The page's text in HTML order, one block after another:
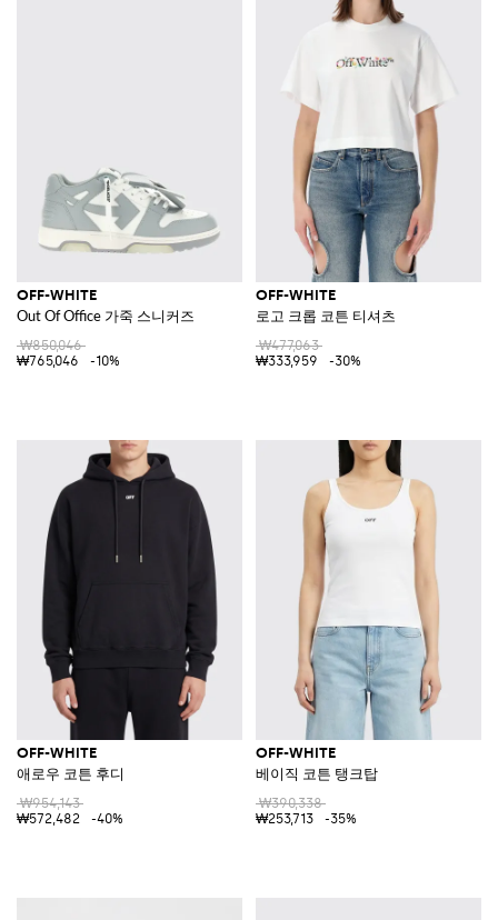
OFF-WHITE
Out Of Office 가죽 스니커즈
₩850,046
₩765,046
-10%
OFF-WHITE
로고 크롭 코튼 티셔츠
₩477,063
₩333,959
-30%
OFF-WHITE
애로우 코튼 후디
₩954,143
₩572,482
-40%
OFF-WHITE
베이직 코튼 탱크탑
₩390,338
₩253,713
-35%